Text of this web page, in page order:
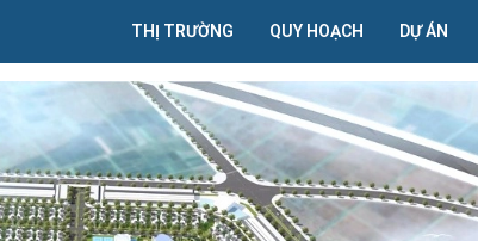
THỊ TRƯỜNG QUY HOẠCH DỰ ÁN